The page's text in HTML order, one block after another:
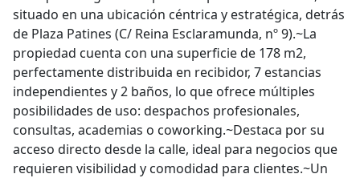
situado en una ubicación céntrica y estratégica, detrás
de Plaza Patines (C/ Reina Esclaramunda, nº 9).~La
propiedad cuenta con una superficie de 178 m2,
perfectamente distribuida en recibidor, 7 estancias
independientes y 2 baños, lo que ofrece múltiples
posibilidades de uso: despachos profesionales,
consultas, academias o coworking.~Destaca por su
acceso directo desde la calle, ideal para negocios que
requieren visibilidad y comodidad para clientes.~Un